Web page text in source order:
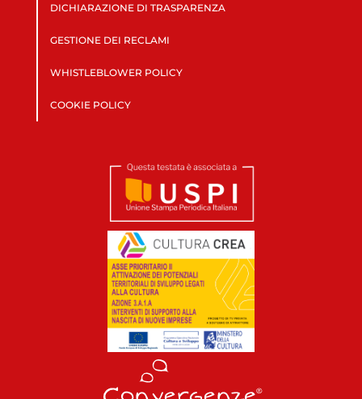
DICHIARAZIONE DI TRASPARENZA
GESTIONE DEI RECLAMI
WHISTLEBLOWER POLICY
COOKIE POLICY